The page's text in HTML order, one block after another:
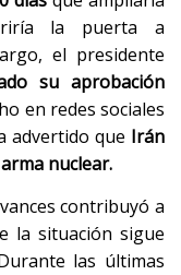
la puerta a
el presidente
su aprobación
en redes sociales
advertido que Irán
nuclear.
contribuyó a
la situación sigue
las últimas